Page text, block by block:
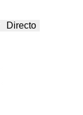
Directo